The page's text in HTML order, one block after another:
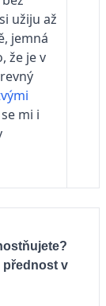
užiju až
jemná
že je v
mi i
přednost v